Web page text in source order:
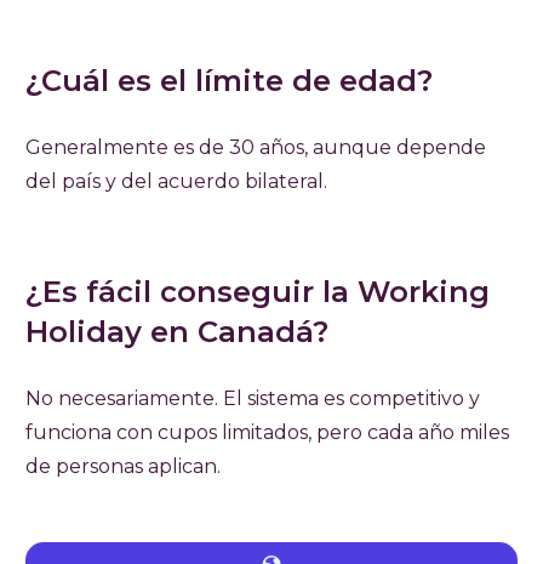
¿Cuál es el límite de edad?
Generalmente es de 30 años, aunque depende
del país y del acuerdo bilateral.
¿Es fácil conseguir la Working
Holiday en Canadá?
No necesariamente. El sistema es competitivo y
funciona con cupos limitados, pero cada año miles
de personas aplican.